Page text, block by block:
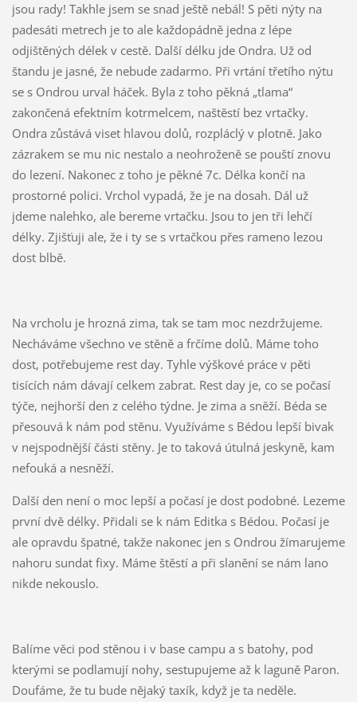
jsou rady! Takhle jsem se snad ještě nebál! S pěti nýty na
padesáti metrech je to ale každopádně jedna z lépe
odjištěných délek v cestě. Další délku jde Ondra. Už od
štandu je jasné, že nebude zadarmo. Při vrtání třetího nýtu
se s Ondrou urval háček. Byla z toho pěkná „tlama“
zakončená efektním kotrmelcem, naštěstí bez vrtačky.
Ondra zůstává viset hlavou dolů, rozpláclý v plotně. Jako
zázrakem se mu nic nestalo a neohroženě se pouští znovu
do lezení. Nakonec z toho je pěkné 7c. Délka končí na
prostorné polici. Vrchol vypadá, že je na dosah. Dál už
jdeme nalehko, ale bereme vrtačku. Jsou to jen tři lehčí
délky. Zjišťuji ale, že i ty se s vrtačkou přes rameno lezou
dost blbě.
Na vrcholu je hrozná zima, tak se tam moc nezdržujeme.
Necháváme všechno ve stěně a frčíme dolů. Máme toho
dost, potřebujeme rest day. Tyhle výškové práce v pěti
tisících nám dávají celkem zabrat. Rest day je, co se počasí
týče, nejhorší den z celého týdne. Je zima a sněží. Béda se
přesouvá k nám pod stěnu. Využíváme s Bédou lepší bivak
v nejspodnější části stěny. Je to taková útulná jeskyně, kam
nefouká a nesněží.
Další den není o moc lepší a počasí je dost podobné. Lezeme
první dvě délky. Přidali se k nám Editka s Bédou. Počasí je
ale opravdu špatné, takže nakonec jen s Ondrou žímarujeme
nahoru sundat fixy. Máme štěstí a při slanění se nám lano
nikde nekouslo.
Balíme věci pod stěnou i v base campu a s batohy, pod
kterými se podlamují nohy, sestupujeme až k laguně Paron.
Doufáme, že tu bude nějaký taxík, když je ta neděle.